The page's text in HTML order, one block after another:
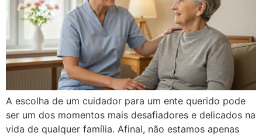
A escolha de um cuidador para um ente querido pode
ser um dos momentos mais desafiadores e delicados na
vida de qualquer família. Afinal, não estamos apenas